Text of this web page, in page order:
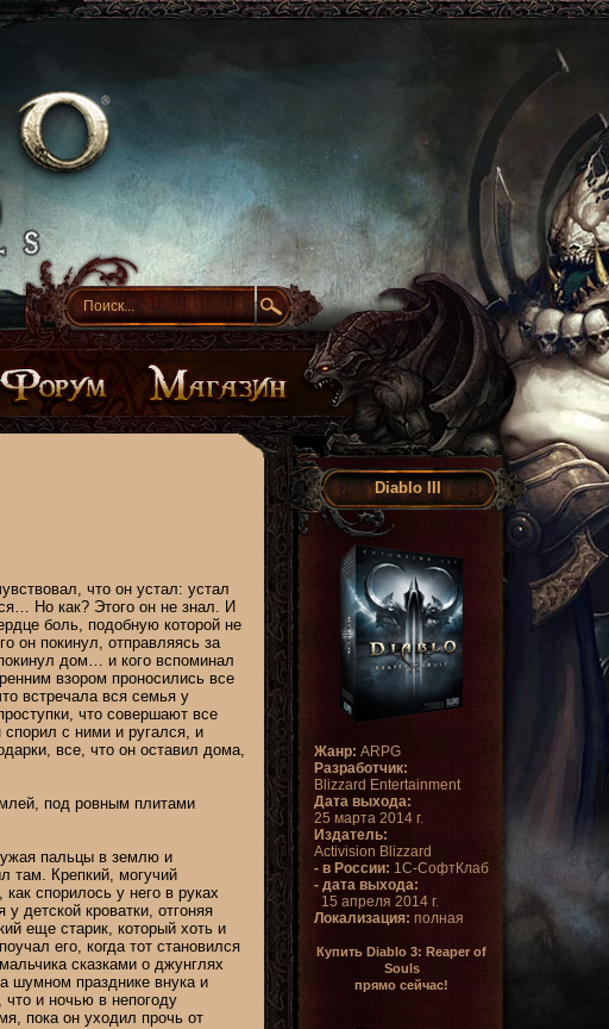
что он устал: устал
Но как? Этого он не знал. И
боль, подобную которой не
он покинул, отправляясь за
дом… и кого вспоминал
взором проносились все
встречала вся семья у
что совершают все
спорил с ними и ругался, и
все, что он оставил дома,
под ровным плитами
пальцы в землю и
там. Крепкий, могучий
спорилось у него в руках
детской кроватки, отгоняя
еще старик, который хоть и
его, когда тот становился
сказками о джунглях
шумном празднике внука и
что и ночью в непогоду
пока он уходил прочь от
Diablo III
Жанр: ARPG
Разработчик:
Blizzard Entertainment
Дата выхода:
25 марта 2014 г.
Издатель:
Activision Blizzard
- в России: 1С-СофтКлаб
- дата выхода:
15 апреля 2014 г.
Локализация: полная
Купить Diablo 3: Reaper of
Souls
прямо сейчас!